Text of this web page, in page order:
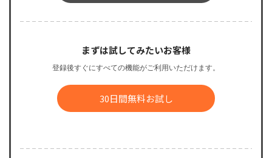
まずは試してみたいお客様
登録後すぐにすべての機能がご利用いただけます。
30日間無料お試し